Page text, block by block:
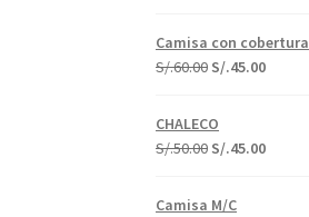
Camisa con cobertura
S/.60.00 S/.45.00
CHALECO
S/.50.00 S/.45.00
Camisa M/C